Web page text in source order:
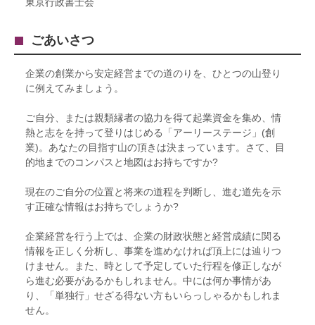
ごあいさつ
企業の創業から安定経営までの道のりを、ひとつの山登り
に例えてみましょう。
ご自分、または親類縁者の協力を得て起業資金を集め、情
熱と志をを持って登りはじめる「アーリーステージ」(創
業)。あなたの目指す山の頂きは決まっています。さて、目
的地までのコンパスと地図はお持ちですか?
現在のご自分の位置と将来の道程を判断し、進む道先を示
す正確な情報はお持ちでしょうか?
企業経営を行う上では、企業の財政状態と経営成績に関る
情報を正しく分析し、事業を進めなければ頂上には辿りつ
けません。また、時として予定していた行程を修正しなが
ら進む必要があるかもしれません。中には何か事情があ
り、「単独行」せざる得ない方もいらっしゃるかもしれま
せん。